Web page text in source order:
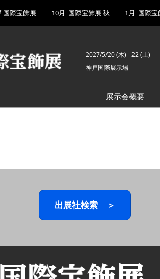
国際宝飾展 10月_国際宝飾展 秋 1月_国際宝
2027/5/20 (木) - 22 (土)
神戸国際展示場
展示会概要
出展社検索 ＞